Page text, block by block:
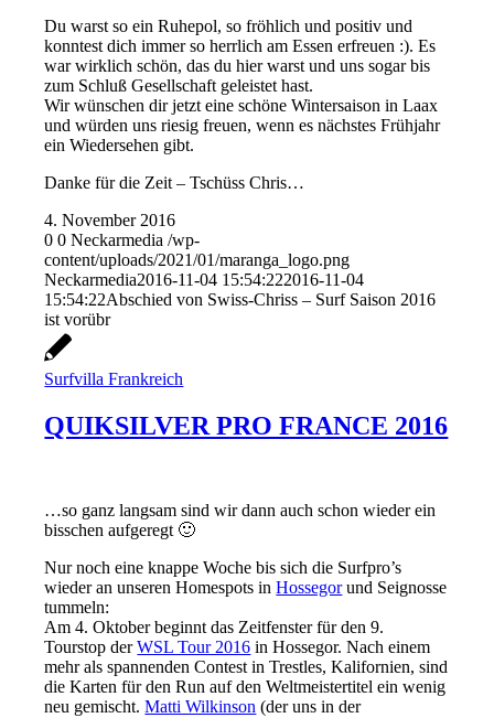
Du warst so ein Ruhepol, so fröhlich und positiv und
konntest dich immer so herrlich am Essen erfreuen :). Es
war wirklich schön, das du hier warst und uns sogar bis
zum Schluß Gesellschaft geleistet hast.
Wir wünschen dir jetzt eine schöne Wintersaison in Laax
und würden uns riesig freuen, wenn es nächstes Frühjahr
ein Wiedersehen gibt.
Danke für die Zeit – Tschüss Chris…
4. November 2016
0 0 Neckarmedia /wp-
content/uploads/2021/01/maranga_logo.png
Neckarmedia2016-11-04 15:54:222016-11-04
15:54:22Abschied von Swiss-Chriss – Surf Saison 2016
ist vorübr
Surfvilla Frankreich
QUIKSILVER PRO FRANCE 2016
…so ganz langsam sind wir dann auch schon wieder ein
bisschen aufgeregt 🙂
Nur noch eine knappe Woche bis sich die Surfpro’s
wieder an unseren Homespots inHossegorund Seignosse
tummeln:
Am 4. Oktober beginnt das Zeitfenster für den 9.
Tourstop derWSL Tour 2016 in Hossegor. Nach einem
mehr als spannenden Contest in Trestles, Kalifornien, sind
die Karten für den Run auf den Weltmeistertitel ein wenig
neu gemischt.Matti Wilkinson (der uns in der